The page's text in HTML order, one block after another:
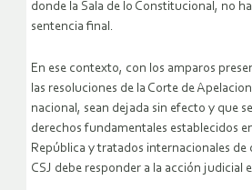
donde la Sala de lo Constitucional, no
sentencia final.
En ese contexto, con los amparos
las resoluciones de la Corte de
nacional, sean dejada sin efecto y que
derechos fundamentales establecidos
República y tratados internacionales de
CSJ debe responder a la acción judicial